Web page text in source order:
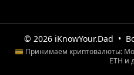
© 2026 iKnowYour.Dad •
💳 Принимаем криптовалюты:
ETH и